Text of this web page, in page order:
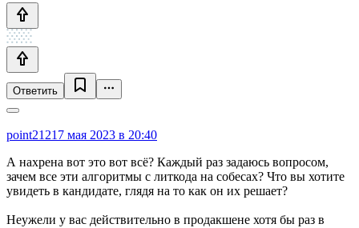
Ответить
point21217 мая 2023 в 20:40
А нахрена вот это вот всё? Каждый раз задаюсь вопросом,
зачем все эти алгоритмы с литкода на собесах? Что вы хотите
увидеть в кандидате, глядя на то как он их решает?
Неужели у вас действительно в продакшене хотя бы раз в